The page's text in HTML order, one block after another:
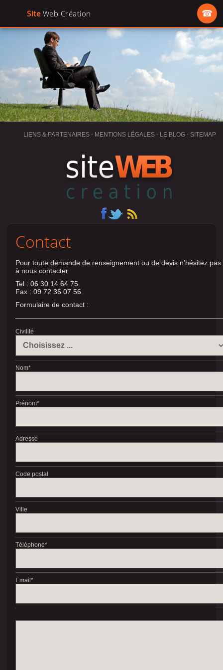
SiteWeb Création ☎
CONCEPTION GRAPHIQUE
DÉVELOPPEMENT
RÉFÉRENCEMENT
ENGAGEMENTS
LIENS & PARTENAIRES- MENTIONS LÉGALES- LE BLOG- SITEMAP
Contact
Pour toute demande de renseignement ou de devis n'hésitez pas
à nous contacter
Tel : 06 30 14 64 75
Fax : 09 72 36 07 56
Formulaire de contact :
Civilité
Nom*
Prénom*
Adresse
Code postal
Ville
Téléphone*
Email *